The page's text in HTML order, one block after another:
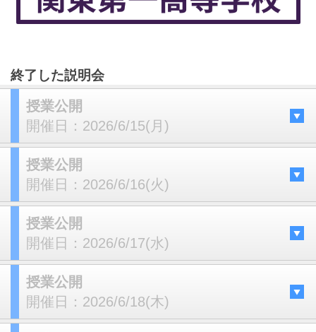
終了した説明会
授業公開
開催日： 2026/6/15(月)
授業公開
開催日： 2026/6/16(火)
授業公開
開催日： 2026/6/17(水)
授業公開
開催日： 2026/6/18(木)